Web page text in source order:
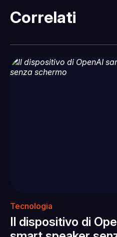
Correlati
Tecnologia
Il dispositivo di